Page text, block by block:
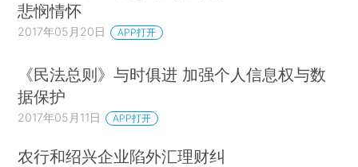
悲悯情怀
2017年05月20日 APP打开
《民法总则》与时俱进 加强个人信息权与数
据保护
2017年05月11日 APP打开
农行和绍兴企业陷外汇理财纠